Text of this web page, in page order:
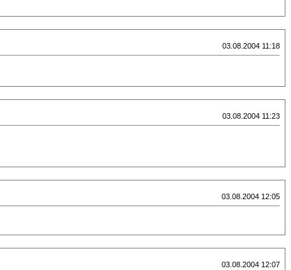
03.08.2004 11:18
03.08.2004 11:23
03.08.2004 12:05
03.08.2004 12:07